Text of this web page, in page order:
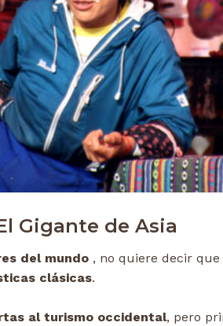
Gigante de Asia
del mundo , no quiere decir
clásicas.
al turismo occidental, pero